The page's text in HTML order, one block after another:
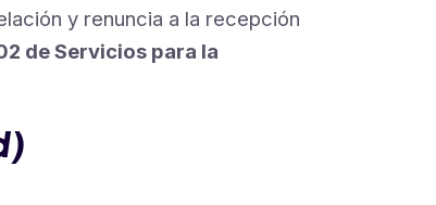
y renuncia a la recepción
de Servicios para la